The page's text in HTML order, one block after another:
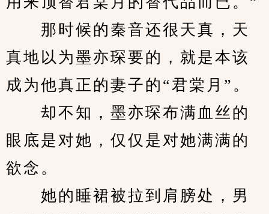
那时候的秦音还很天真，天
真地以为墨亦琛要的，就是本该
成为他真正的妻子的“君棠月”。
却不知，墨亦琛布满血丝的
眼底是对她，仅仅是对她满满的
欲念。
她的睡裙被拉到肩膀处，男